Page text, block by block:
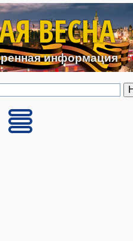
Перейти к основному
ВЕСНА
информация